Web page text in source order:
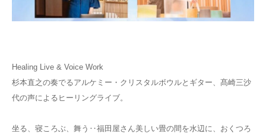
Healing Live & Voice Work
杉本直之の奏でるアルケミー・クリスタルボウルとギター、髙崎三沙
代の声によるヒーリングライブ。
坐る、寝ころぶ、舞う‥福田屋さん美しい畳の間を水辺に、おくつろ